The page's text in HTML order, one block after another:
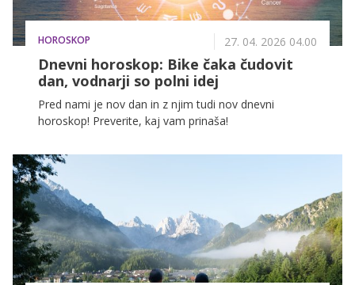
HOROSKOP 27. 04. 2026 04.00
Dnevni horoskop: Bike čaka čudovit
dan, vodnarji so polni idej
Pred nami je nov dan in z njim tudi nov dnevni
horoskop! Preverite, kaj vam prinaša!